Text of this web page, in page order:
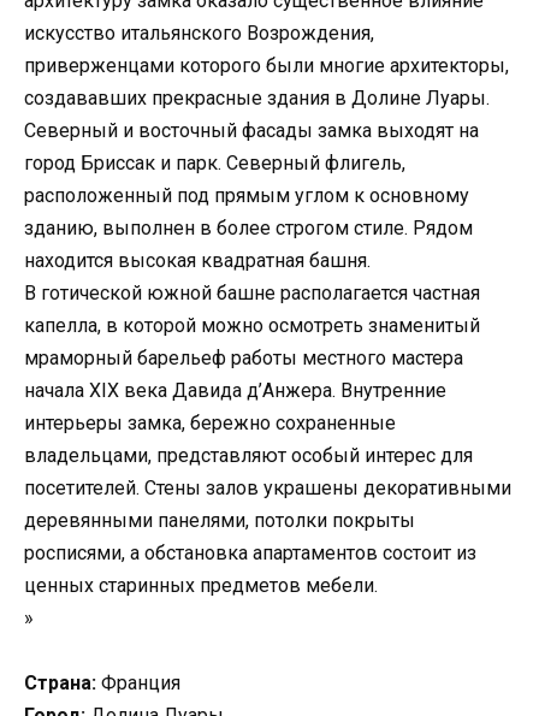
искусство итальянского Возрождения,
приверженцами которого были многие архитекторы,
создававших прекрасные здания в Долине Луары.
Северный и восточный фасады замка выходят на
город Бриссак и парк. Северный флигель,
расположенный под прямым углом к основному
зданию, выполнен в более строгом стиле. Рядом
находится высокая квадратная башня.
В готической южной башне располагается частная
капелла, в которой можно осмотреть знаменитый
мраморный барельеф работы местного мастера
начала XIX века Давида д’Анжера. Внутренние
интерьеры замка, бережно сохраненные
владельцами, представляют особый интерес для
посетителей. Стены залов украшены декоративными
деревянными панелями, потолки покрыты
росписями, а обстановка апартаментов состоит из
ценных старинных предметов мебели.
»
Страна: Франция